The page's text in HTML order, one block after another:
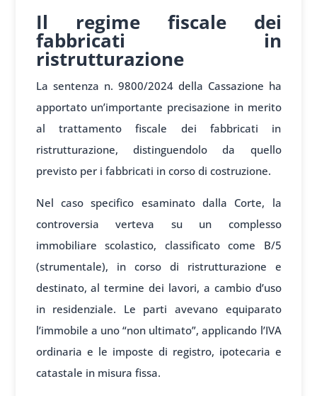
Il regime fiscale dei
fabbricati in
ristrutturazione
La sentenza n. 9800/2024 della Cassazione ha
apportato un’importante precisazione in merito
al trattamento fiscale dei fabbricati in
ristrutturazione, distinguendolo da quello
previsto per i fabbricati in corso di costruzione.
Nel caso specifico esaminato dalla Corte, la
controversia verteva su un complesso
immobiliare scolastico, classificato come B/5
(strumentale), in corso di ristrutturazione e
destinato, al termine dei lavori, a cambio d’uso
in residenziale. Le parti avevano equiparato
l’immobile a uno “non ultimato”, applicando l’IVA
ordinaria e le imposte di registro, ipotecaria e
catastale in misura fissa.